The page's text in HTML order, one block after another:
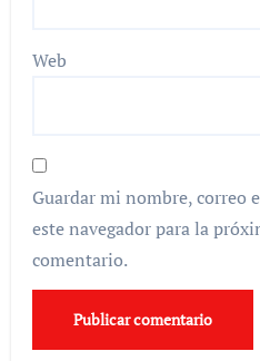
Web
Guardar mi nombre, correo
este navegador para la
comentario.